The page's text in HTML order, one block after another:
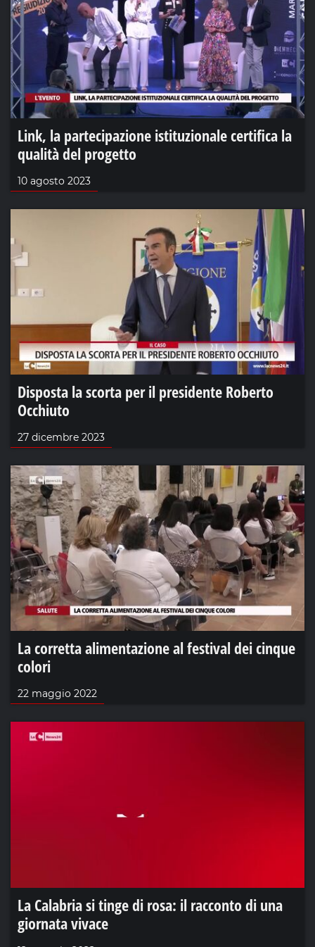
Link, la partecipazione istituzionale certifica la
qualità del progetto
10 agosto 2023
Disposta la scorta per il presidente Roberto
Occhiuto
27 dicembre 2023
La corretta alimentazione al festival dei cinque
colori
22 maggio 2022
La Calabria si tinge di rosa: il racconto di una
giornata vivace